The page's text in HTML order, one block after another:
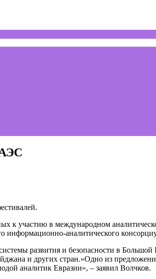
к участию в международном
информационно-аналитического
развития и безопасности в
и других стран.»Одно из
аналитик Евразии», – заявил Волчков.